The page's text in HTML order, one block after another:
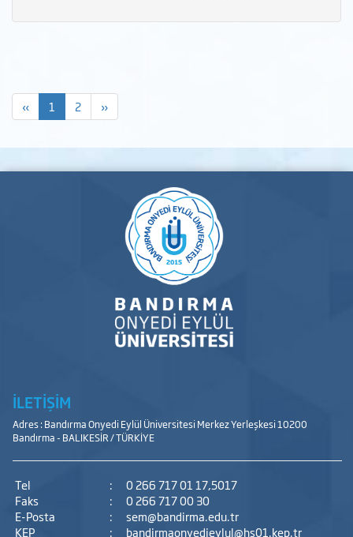
« 1 2 »
İLETİŞİM
Adres : Bandırma Onyedi Eylül Üniversitesi Merkez Yerleşkesi 10200
Bandırma - BALIKESİR / TÜRKİYE
Tel :
0 266 717 01 17,5017
Faks
:
0 266 717 00 30
E-Posta
:
sem@bandirma.edu.tr
KEP
: bandirmaonyedieylul@hs01.kep.tr